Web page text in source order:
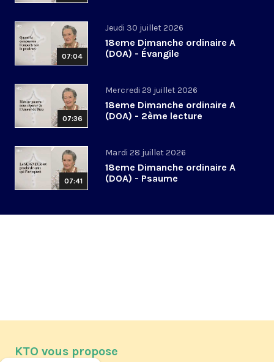
07:04
Jeudi 30 juillet 2026
18eme Dimanche ordinaire A
(DOA) - Évangile
07:36
Mercredi 29 juillet 2026
18eme Dimanche ordinaire A
(DOA) - 2ème lecture
07:41
Mardi 28 juillet 2026
18eme Dimanche ordinaire A
(DOA) - Psaume
KTO vous propose